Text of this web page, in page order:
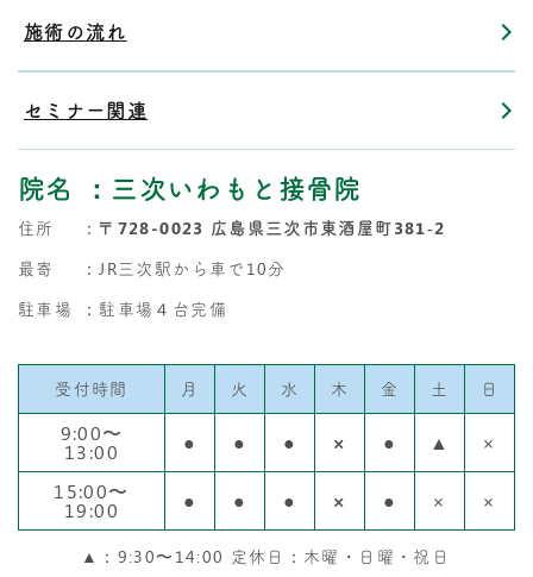
施術の流れ
セミナー関連
院名 ：三次いわもと接骨院
住所 ： 〒728-0023 広島県三次市東酒屋町381‐2
最寄
：JR三次駅から車で10分
駐車場
：駐車場４台完備
受付時間 月 火 水 木 金 土 日
9:00〜
13:00 ● ● ● × ● ▲
×
15:00〜
19:00 ● ● ● × ● × ×
▲：9:30〜14:00 定休日：木曜・日曜・祝日